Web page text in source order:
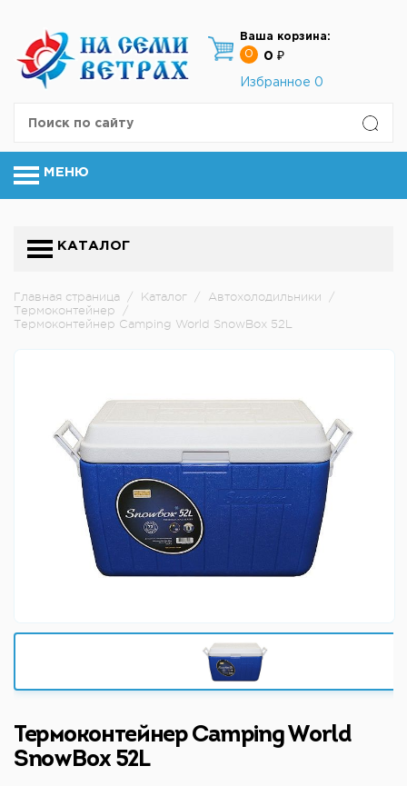
Ваша корзина:
0
0 ₽
Избранное 0
МЕНЮ
КАТАЛОГ
Главная страница / Каталог / Автохолодильники
/
Термоконтейнер
/
Термоконтейнер Camping World SnowBox 52L
Термоконтейнер Camping World
SnowBox 52L